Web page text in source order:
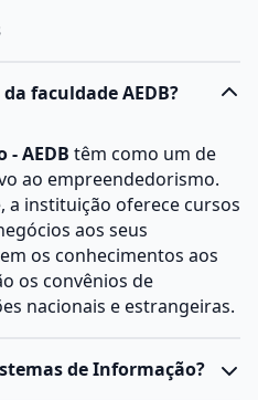
faculdade AEDB?
- AEDB têm como um de
ao empreendedorismo.
a instituição oferece cursos
aos seus
os conhecimentos aos
os convênios de
nacionais e estrangeiras.
de Informação?